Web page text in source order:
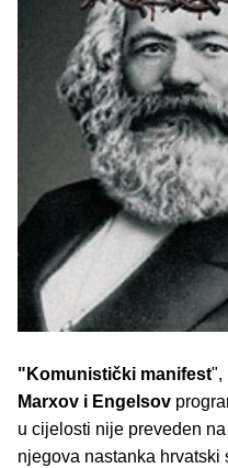
"Komunistički manifest",
Marxov i Engelsov
u cijelosti nije preveden
njegova nastanka